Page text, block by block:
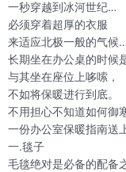
一秒穿越到冰河世纪…
必须穿着超厚的衣服
来适应北极一般的气候…
长期坐在办公桌的时候
与其坐在座位上哆嗦，
不如将保暖进行到底。
不用担心不知道如何御
一份办公室保暖指南送
一.毯子
毛毯绝对是必备的配备